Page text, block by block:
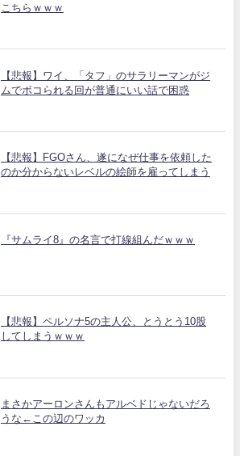
こちらｗｗｗ
【悲報】ワイ、「タフ」のサラリーマンがジ
ムでボコられる回が普通にいい話で困惑
【悲報】FGOさん、遂になぜ仕事を依頼した
のか分からないレベルの絵師を雇ってしまう
『サムライ8』の名言で打線組んだｗｗｗ
【悲報】ペルソナ5の主人公、とうとう10股
してしまうｗｗｗ
まさかアーロンさんもアルベドじゃないだろ
うな←この辺のワッカ